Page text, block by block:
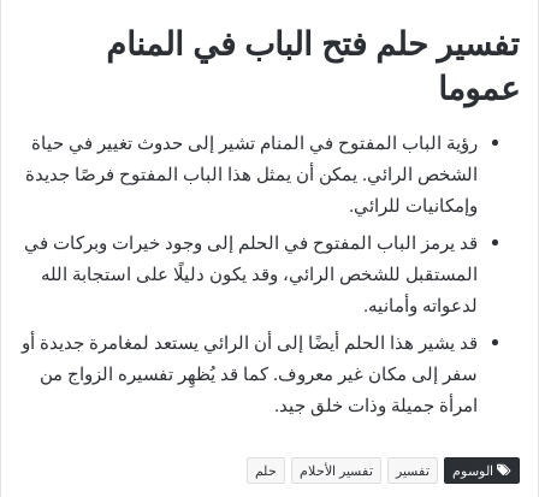
تفسير حلم فتح الباب في المنام
عموما
رؤية الباب المفتوح في المنام تشير إلى حدوث تغيير في حياة
الشخص الرائي. يمكن أن يمثل هذا الباب المفتوح فرصًا جديدة
وإمكانيات للرائي.
قد يرمز الباب المفتوح في الحلم إلى وجود خيرات وبركات في
المستقبل للشخص الرائي، وقد يكون دليلًا على استجابة الله
لدعواته وأمانيه.
قد يشير هذا الحلم أيضًا إلى أن الرائي يستعد لمغامرة جديدة أو
سفر إلى مكان غير معروف. كما قد يُظهِر تفسيره الزواج من
امرأة جميلة وذات خلق جيد.
الوسوم تفسير تفسير الأحلام حلم